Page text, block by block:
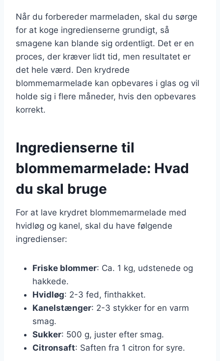
Når du forbereder marmeladen, skal du sørge
for at koge ingredienserne grundigt, så
smagene kan blande sig ordentligt. Det er en
proces, der kræver lidt tid, men resultatet er
det hele værd. Den krydrede
blommemarmelade kan opbevares i glas og vil
holde sig i flere måneder, hvis den opbevares
korrekt.
Ingredienserne til
blommemarmelade: Hvad
du skal bruge
For at lave krydret blommemarmelade med
hvidløg og kanel, skal du have følgende
ingredienser:
Friske blommer: Ca. 1 kg, udstenede og
hakkede.
Hvidløg: 2-3 fed, finthakket.
Kanelstænger: 2-3 stykker for en varm
smag.
Sukker: 500 g, juster efter smag.
Citronsaft: Saften fra 1 citron for syre.